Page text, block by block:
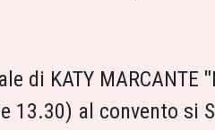
di KATY MARCANTE
13.30) al convento si